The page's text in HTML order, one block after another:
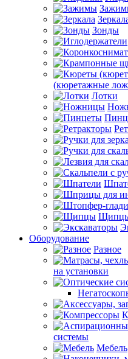
Зонды
(кюретажные
Лотки
Оборудование
Разное
на установки
системы
Мебель